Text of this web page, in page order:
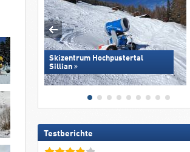
Skizentrum Hochpustertal
Sillian
Testberichte